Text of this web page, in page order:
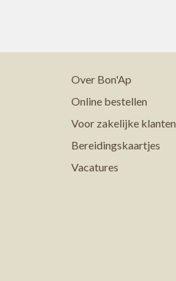
Over Bon'Ap
Online bestellen
Voor zakelijke klanten
Bereidingskaartjes
Vacatures